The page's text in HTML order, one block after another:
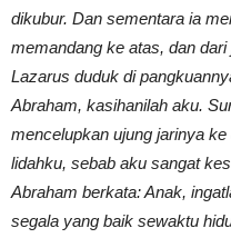
dikubur. Dan sementara ia
memandang ke atas, dan
Lazarus duduk di
Abraham, kasihanilah aku.
mencelupkan ujung jarinya
lidahku, sebab aku sangat
Abraham berkata: Anak,
segala yang baik sewaktu